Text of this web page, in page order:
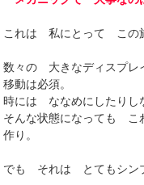
これは 私にとって この
数々の 大きなディスプ
移動は必須。
時には ななめにしたりし
そんな状態になっても こ
作り。
でも それは とてもシン